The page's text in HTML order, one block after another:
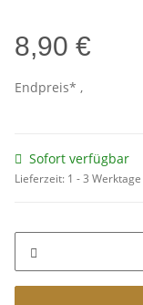
8,90 €
Endpreis* ,
Sofort verfügbar
Lieferzeit: 1 - 3 Werktage